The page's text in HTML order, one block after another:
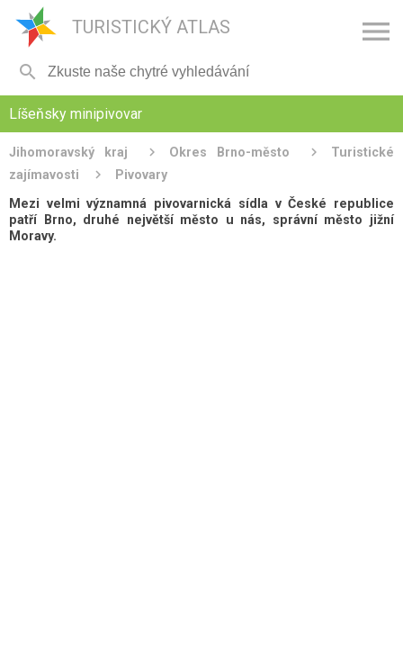
TURISTICKÝ ATLAS 

Líšeňsky minipivovar
Jihomoravský kraj Okres Brno-město
Turistické
zajímavosti
Pivovary
Mezi velmi významná pivovarnická sídla v České republice
patří Brno, druhé největší město u nás, správní město jižní
Moravy.